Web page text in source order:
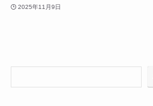
2025年11月9日